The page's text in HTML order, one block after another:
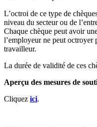
L’octroi de ce type de
niveau du secteur ou de
Chaque chèque peut avoir
l’employeur ne peut octroyer
travailleur.
La durée de validité de ces
Aperçu des mesures de
Cliquez ici.